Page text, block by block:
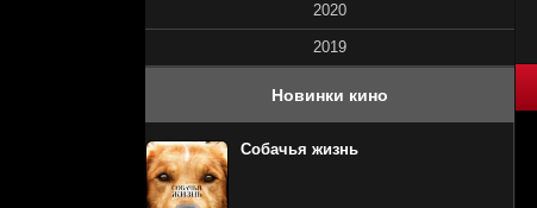
2020
2019
Новинки кино
Собачья жизнь